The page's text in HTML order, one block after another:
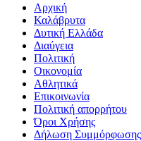
Αρχική
Καλάβρυτα
Δυτική Ελλάδα
Διαύγεια
Πολιτική
Οικονομία
Αθλητικά
Επικοινωνία
Πολιτική απορρήτου
Όροι Χρήσης
Δήλωση Συμμόρφωσης